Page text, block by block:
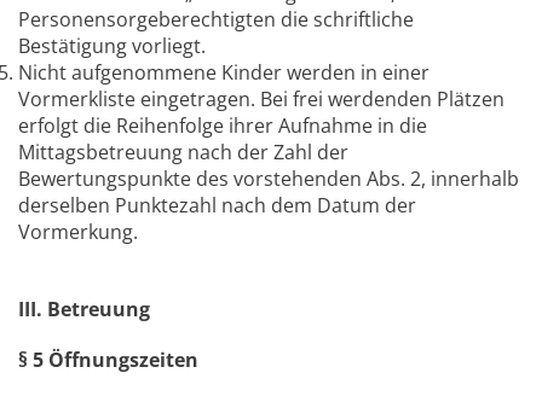
Personensorgeberechtigten die schriftliche
Bestätigung vorliegt.
Nicht aufgenommene Kinder werden in einer
Vormerkliste eingetragen. Bei frei werdenden Plätzen
erfolgt die Reihenfolge ihrer Aufnahme in die
Mittagsbetreuung nach der Zahl der
Bewertungspunkte des vorstehenden Abs. 2, innerhalb
derselben Punktezahl nach dem Datum der
Vormerkung.
III. Betreuung
§ 5 Öffnungszeiten